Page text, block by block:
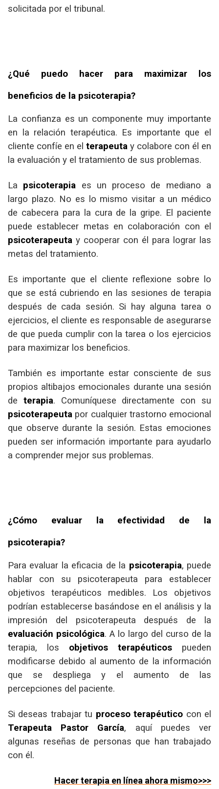
solicitada por el tribunal.
¿Qué puedo hacer para maximizar los
beneficios de la psicoterapia?
La confianza es un componente muy importante
en la relación terapéutica. Es importante que el
cliente confíe en el terapeuta y colabore con él en
la evaluación y el tratamiento de sus problemas.
La psicoterapia es un proceso de mediano a
largo plazo. No es lo mismo visitar a un médico
de cabecera para la cura de la gripe. El paciente
puede establecer metas en colaboración con el
psicoterapeuta y cooperar con él para lograr las
metas del tratamiento.
Es importante que el cliente reflexione sobre lo
que se está cubriendo en las sesiones de terapia
después de cada sesión. Si hay alguna tarea o
ejercicios, el cliente es responsable de asegurarse
de que pueda cumplir con la tarea o los ejercicios
para maximizar los beneficios.
También es importante estar consciente de sus
propios altibajos emocionales durante una sesión
de terapia. Comuníquese directamente con su
psicoterapeuta por cualquier trastorno emocional
que observe durante la sesión. Estas emociones
pueden ser información importante para ayudarlo
a comprender mejor sus problemas.
¿Cómo evaluar la efectividad de la
psicoterapia?
Para evaluar la eficacia de la psicoterapia, puede
hablar con su psicoterapeuta para establecer
objetivos terapéuticos medibles. Los objetivos
podrían establecerse basándose en el análisis y la
impresión del psicoterapeuta después de la
evaluación psicológica. A lo largo del curso de la
terapia, los objetivos terapéuticos pueden
modificarse debido al aumento de la información
que se despliega y el aumento de las
percepciones del paciente.
Si deseas trabajar tu proceso terapéutico con el
Terapeuta Pastor García, aquí puedes ver
algunas reseñas de personas que han trabajado
con él.
Hacer terapia en línea ahora mismo>>>